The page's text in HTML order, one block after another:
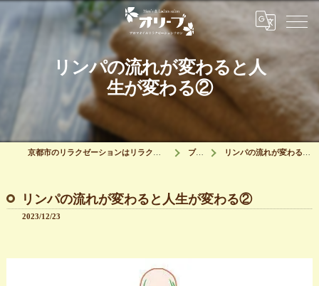
リンパの流れが変わると人
生が変わる②
ブログ リンパの流れが変わると人生が変わる②
リンパの流れが変わると人生が変わる②
2023/12/23